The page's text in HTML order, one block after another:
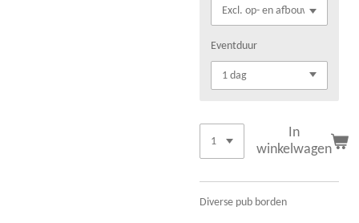
Eventduur
In
winkelwagen
Diverse pub borden